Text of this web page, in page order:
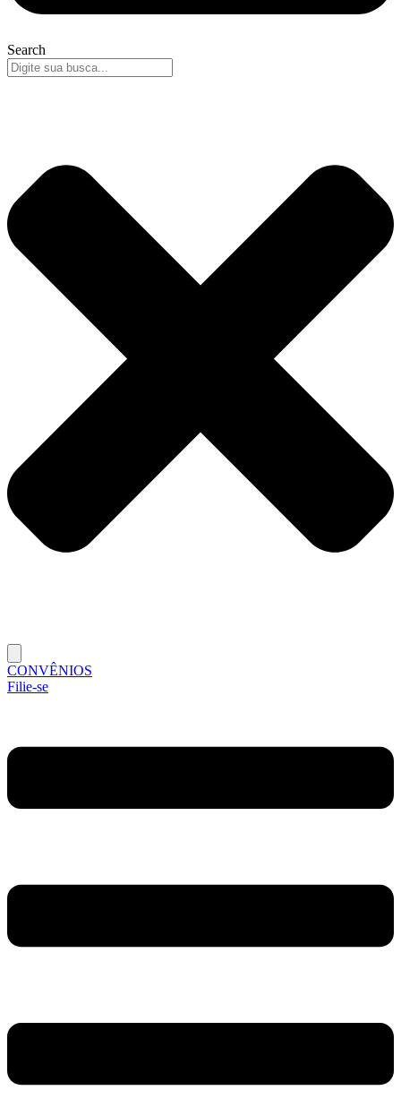
Search
CONVÊNIOS
Filie-se